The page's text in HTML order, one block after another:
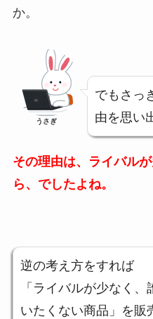
か。
うさぎ
でもさっ
由を思い
その理由は、ライバル
ら、でしたよね。
逆の考え方をすれば
「ライバルが少なく、
いたくない商品」を販